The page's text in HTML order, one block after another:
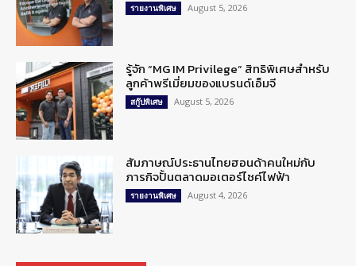
รายงานพิเศษ August 5, 2026
รู้จัก “MG IM Privilege” สิทธิพิเศษสำหรับ
ลูกค้าพรีเมี่ยมของแบรนด์เอ็มจี
สกู๊ปพิเศษ August 5, 2026
สัมภาษณ์ประธานไทยฮอนด้าคนใหม่กับ
ภารกิจปั้นตลาดมอเตอร์ไซค์ไฟฟ้า
รายงานพิเศษ August 4, 2026